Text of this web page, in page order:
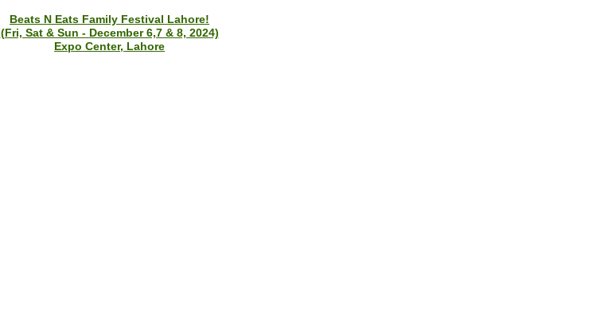
Beats N Eats Family Festival Lahore!
(Fri, Sat & Sun - December 6,7 & 8, 2024)
Expo Center, Lahore